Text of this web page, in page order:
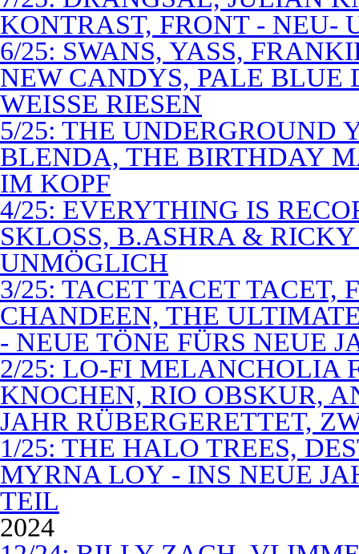
KONTRAST, FRONT - NEU-
6/25: SWANS, YASS,
NEW CANDYS, PALE BLUE
WEISSE RIESEN
5/25: THE UNDERGROUND
BLENDA, THE BIRTHDAY
IM KOPF
4/25: EVERYTHING IS
SKLOSS, B.ASHRA &
UNMÖGLICH
3/25: TACET TACET TACET,
CHANDEEN, THE
- NEUE TÖNE FÜRS NEUE
2/25: LO-FI MELANCHOLIA
KNOCHEN, RIO OBSKUR,
JAHR RÜBERGERETTET,
1/25: THE HALO TREES,
MYRNA LOY - INS NEUE
TEIL
2024